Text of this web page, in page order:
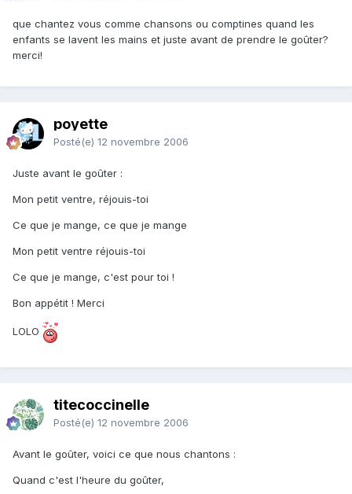
que chantez vous comme chansons ou comptines quand les
enfants se lavent les mains et juste avant de prendre le goûter?
merci!
poyette
Posté(e) 12 novembre 2006
Juste avant le goûter :
Mon petit ventre, réjouis-toi
Ce que je mange, ce que je mange
Mon petit ventre réjouis-toi
Ce que je mange, c'est pour toi !
Bon appétit ! Merci
LOLO
titecoccinelle
Posté(e) 12 novembre 2006
Avant le goûter, voici ce que nous chantons :
Quand c'est l'heure du goûter,